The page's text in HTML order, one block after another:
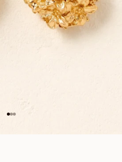
Ir al artículo 1
Ir al artículo 2
Ir al artículo 3